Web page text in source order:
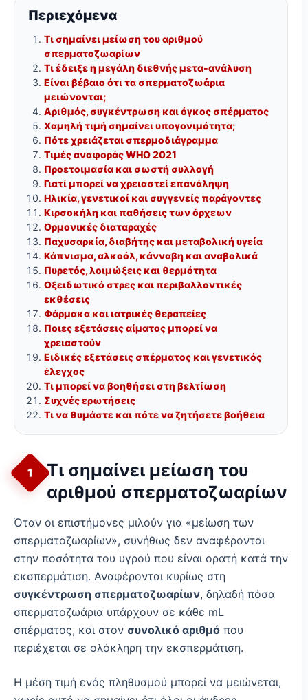
Περιεχόμενα
Τι σημαίνει μείωση του αριθμού
σπερματοζωαρίων
Τι έδειξε η μεγάλη διεθνής μετα-ανάλυση
Είναι βέβαιο ότι τα σπερματοζωάρια
μειώνονται;
Αριθμός, συγκέντρωση και όγκος σπέρματος
Χαμηλή τιμή σημαίνει υπογονιμότητα;
Πότε χρειάζεται σπερμοδιάγραμμα
Τιμές αναφοράς WHO 2021
Προετοιμασία και σωστή συλλογή
Γιατί μπορεί να χρειαστεί επανάληψη
Ηλικία, γενετικοί και συγγενείς παράγοντες
Κιρσοκήλη και παθήσεις των όρχεων
Ορμονικές διαταραχές
Παχυσαρκία, διαβήτης και μεταβολική υγεία
Κάπνισμα, αλκοόλ, κάνναβη και αναβολικά
Πυρετός, λοιμώξεις και θερμότητα
Οξειδωτικό στρες και περιβαλλοντικές
εκθέσεις
Φάρμακα και ιατρικές θεραπείες
Ποιες εξετάσεις αίματος μπορεί να
χρειαστούν
Ειδικές εξετάσεις σπέρματος και γενετικός
έλεγχος
Τι μπορεί να βοηθήσει στη βελτίωση
Συχνές ερωτήσεις
Τι να θυμάστε και πότε να ζητήσετε βοήθεια
1
Τι σημαίνει μείωση του
αριθμού σπερματοζωαρίων
Όταν οι επιστήμονες μιλούν για «μείωση των
σπερματοζωαρίων», συνήθως δεν αναφέρονται
στην ποσότητα του υγρού που είναι ορατή κατά την
εκσπερμάτιση. Αναφέρονται κυρίως στη
συγκέντρωση σπερματοζωαρίων, δηλαδή πόσα
σπερματοζωάρια υπάρχουν σε κάθε mL
σπέρματος, και στον συνολικό αριθμό που
περιέχεται σε ολόκληρη την εκσπερμάτιση.
Η μέση τιμή ενός πληθυσμού μπορεί να μειώνεται,